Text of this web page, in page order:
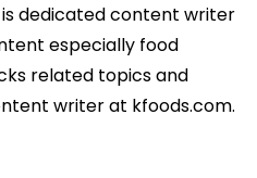
dedicated content writer
especially food
related topics and
writer at kfoods.com.